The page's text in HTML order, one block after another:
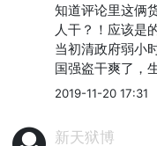
知道评论里这俩
人干？！应该是
当初清政府弱小
国强盗干爽了，
2019-11-20 17:31
新天狱博